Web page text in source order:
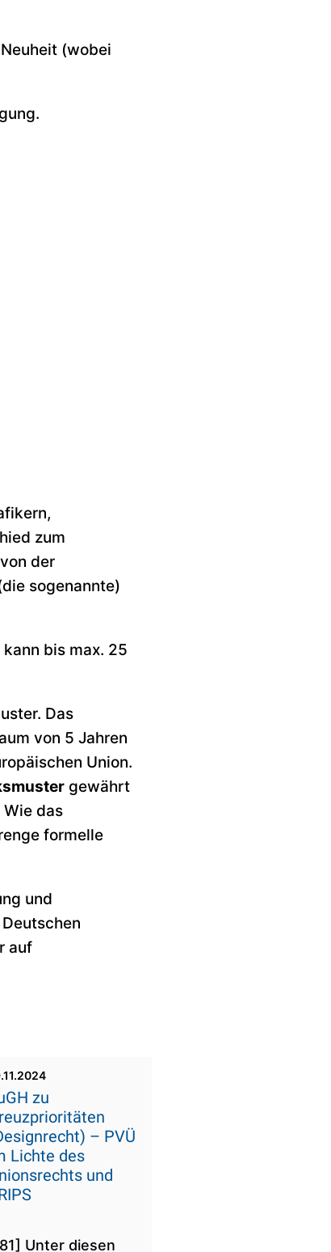
(wobei
zum
der
sogenannte)
bis max. 25
Das
von 5 Jahren
Union.
gewährt
Wie das
formelle
und
auf
zu
– PVÜ
Lichte des
und
Unter diesen